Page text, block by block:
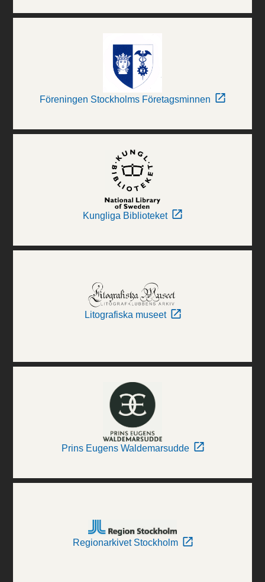
Föreningen Stockholms Företagsminnen
Kungliga Biblioteket
Litografiska museet
Prins Eugens Waldemarsudde
Regionarkivet Stockholm